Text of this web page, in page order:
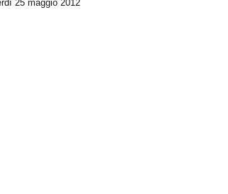
25 maggio 2012